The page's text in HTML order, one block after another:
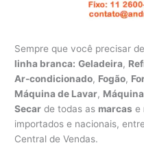
Sempre que você precisar de
linha branca: Geladeira,
Ar-condicionado, Fogão,
Máquina de Lavar,
Secar de todas as marcas e
importados e nacionais,
Central de Vendas.